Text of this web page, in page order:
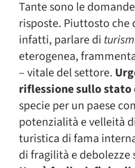
Tante sono le
risposte. Piuttosto
infatti, parlare di
eterogenea,
– vitale del settore.
riflessione sullo
specie per un paese
potenzialità e velleità
turistica di fama
di fragilità e